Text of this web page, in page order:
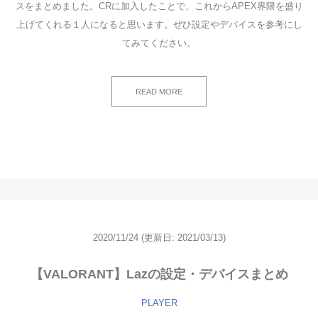
スをまとめました。CRに加入したことで、これからAPEX界隈を盛り
上げてくれる１人になると思います。ぜひ設定やデバイスを参考にし
てみてください。
READ MORE
2020/11/24 (更新日: 2021/03/13)
【VALORANT】Lazの設定・デバイスまとめ
PLAYER